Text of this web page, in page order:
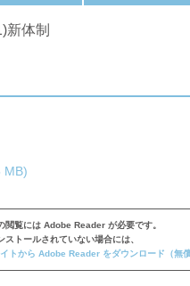
体制
MB)
閲覧には Adobe Reader が必要です。
ストールされていない場合には、
トから Adobe Reader をダウンロード（無